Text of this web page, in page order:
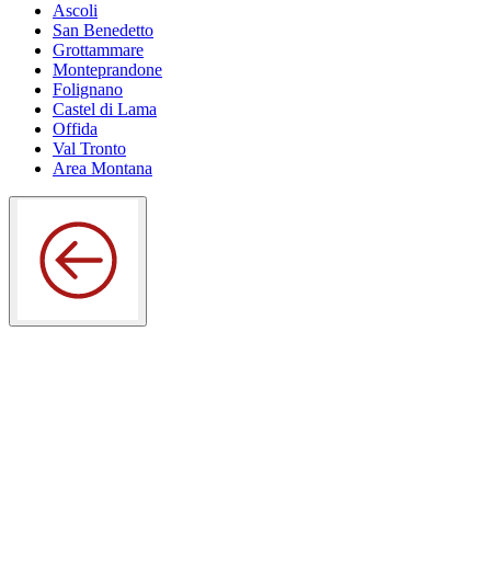
Ascoli
San Benedetto
Grottammare
Monteprandone
Folignano
Castel di Lama
Offida
Val Tronto
Area Montana